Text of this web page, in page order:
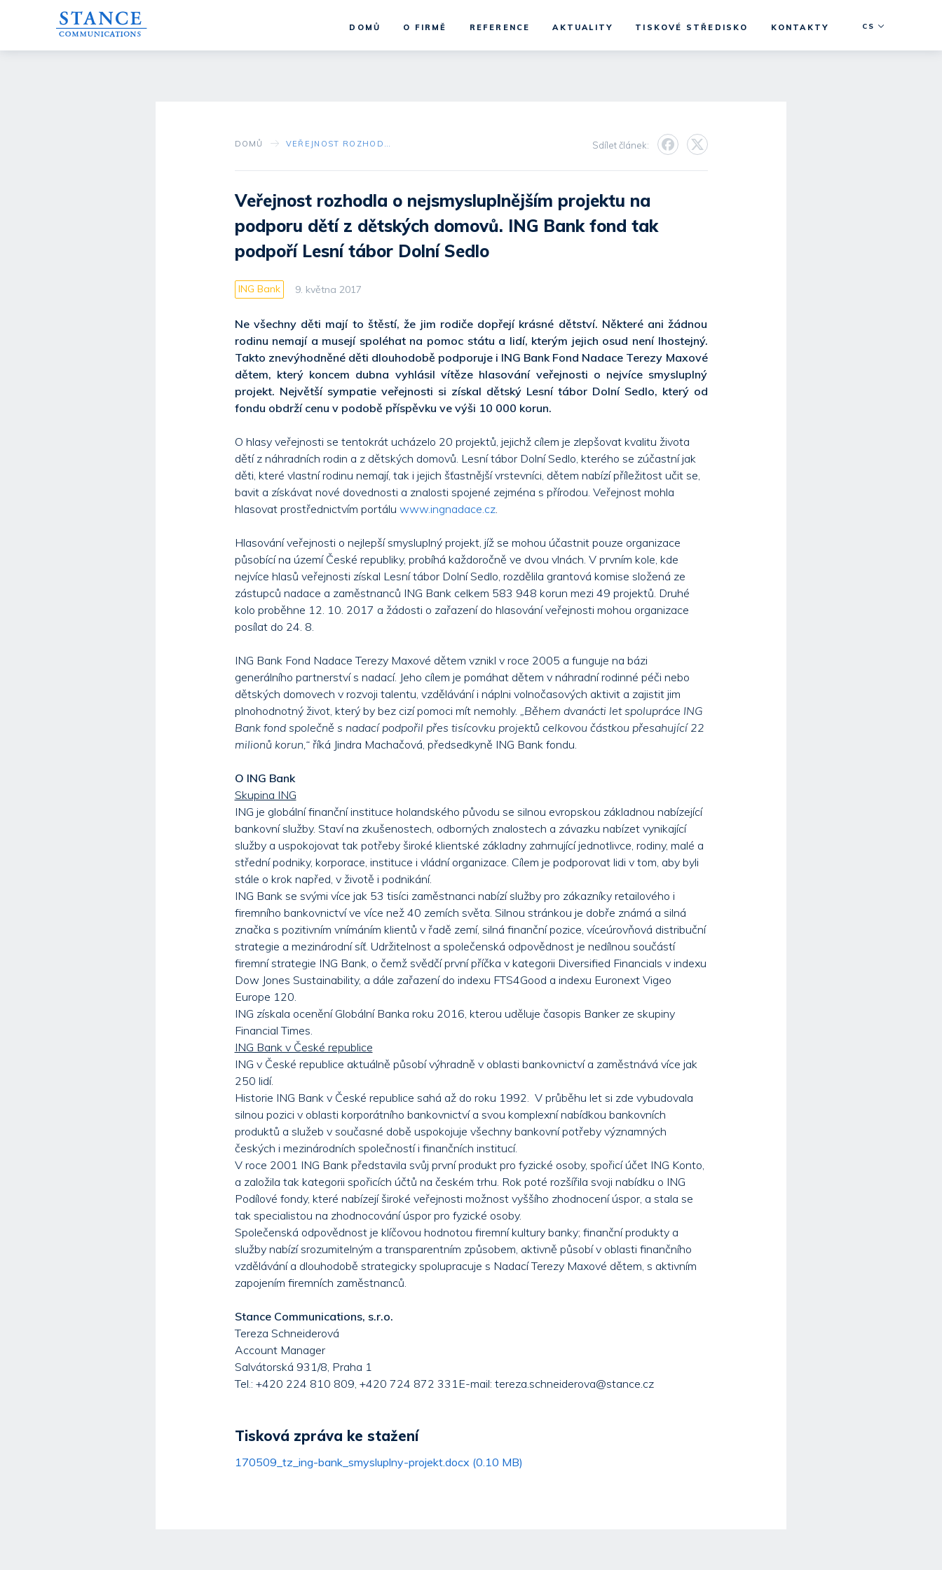
DOMŮ O FIRMĚ REFERENCE AKTUALITY TISKOVÉ STŘEDISKO KONTAKTY CS
DOMŮ VEŘEJNOST ROZHODLA O NEJSMYSLUPLNĚJŠÍM PROJEKTU NA PODPORU DĚTÍ Z DĚTSKÝCH DOMOVŮ. ING BANK FOND TAK PODPOŘÍ LESNÍ TÁBOR DOLNÍ SEDLO Sdílet článek:
Veřejnost rozhodla o nejsmysluplnějším projektu na
podporu dětí z dětských domovů. ING Bank fond tak
podpoří Lesní tábor Dolní Sedlo
ING Bank 9. května 2017
Ne všechny děti mají to štěstí, že jim rodiče dopřejí krásné dětství. Některé ani žádnou
rodinu nemají a musejí spoléhat na pomoc státu a lidí, kterým jejich osud není lhostejný.
Takto znevýhodněné děti dlouhodobě podporuje i ING Bank Fond Nadace Terezy Maxové
dětem, který koncem dubna vyhlásil vítěze hlasování veřejnosti o nejvíce smysluplný
projekt. Největší sympatie veřejnosti si získal dětský Lesní tábor Dolní Sedlo, který od
fondu obdrží cenu v podobě příspěvku ve výši 10 000 korun.
O hlasy veřejnosti se tentokrát ucházelo 20 projektů, jejichž cílem je zlepšovat kvalitu života
dětí z náhradních rodin a z dětských domovů. Lesní tábor Dolní Sedlo, kterého se zúčastní jak
děti, které vlastní rodinu nemají, tak i jejich šťastnější vrstevníci, dětem nabízí příležitost učit se,
bavit a získávat nové dovednosti a znalosti spojené zejména s přírodou. Veřejnost mohla
hlasovat prostřednictvím portálu www.ingnadace.cz.
Hlasování veřejnosti o nejlepší smysluplný projekt, jíž se mohou účastnit pouze organizace
působící na území České republiky, probíhá každoročně ve dvou vlnách. V prvním kole, kde
nejvíce hlasů veřejnosti získal Lesní tábor Dolní Sedlo, rozdělila grantová komise složená ze
zástupců nadace a zaměstnanců ING Bank celkem 583 948 korun mezi 49 projektů. Druhé
kolo proběhne 12. 10. 2017 a žádosti o zařazení do hlasování veřejnosti mohou organizace
posílat do 24. 8.
ING Bank Fond Nadace Terezy Maxové dětem vznikl v roce 2005 a funguje na bázi
generálního partnerství s nadací. Jeho cílem je pomáhat dětem v náhradní rodinné péči nebo
dětských domovech v rozvoji talentu, vzdělávání i náplni volnočasových aktivit a zajistit jim
plnohodnotný život, který by bez cizí pomoci mít nemohly. „Během dvanácti let spolupráce ING
Bank fond společně s nadací podpořil přes tisícovku projektů celkovou částkou přesahující 22
milionů korun,“říká Jindra Machačová, předsedkyně ING Bank fondu.
O ING Bank
Skupina ING
ING je globální finanční instituce holandského původu se silnou evropskou základnou nabízející
bankovní služby. Staví na zkušenostech, odborných znalostech a závazku nabízet vynikající
služby a uspokojovat tak potřeby široké klientské základny zahrnující jednotlivce, rodiny, malé a
střední podniky, korporace, instituce i vládní organizace. Cílem je podporovat lidi v tom, aby byli
stále o krok napřed, v životě i podnikání.
ING Bank se svými více jak 53 tisíci zaměstnanci nabízí služby pro zákazníky retailového i
firemního bankovnictví ve více než 40 zemích světa. Silnou stránkou je dobře známá a silná
značka s pozitivním vnímáním klientů v řadě zemí, silná finanční pozice, víceúrovňová distribuční
strategie a mezinárodní síť. Udržitelnost a společenská odpovědnost je nedílnou součástí
firemní strategie ING Bank, o čemž svědčí první příčka v kategorii Diversified Financials v indexu
Dow Jones Sustainability, a dále zařazení do indexu FTS4Good a indexu Euronext Vigeo
Europe 120.
ING získala ocenění Globální Banka roku 2016, kterou uděluje časopis Banker ze skupiny
Financial Times.
ING Bank v České republice
ING v České republice aktuálně působí výhradně v oblasti bankovnictví a zaměstnává více jak
250 lidí.
Historie ING Bank v České republice sahá až do roku 1992. V průběhu let si zde vybudovala
silnou pozici v oblasti korporátního bankovnictví a svou komplexní nabídkou bankovních
produktů a služeb v současné době uspokojuje všechny bankovní potřeby významných
českých i mezinárodních společností i finančních institucí.
V roce 2001 ING Bank představila svůj první produkt pro fyzické osoby, spořicí účet ING Konto,
a založila tak kategorii spořicích účtů na českém trhu. Rok poté rozšířila svoji nabídku o ING
Podílové fondy, které nabízejí široké veřejnosti možnost vyššího zhodnocení úspor, a stala se
tak specialistou na zhodnocování úspor pro fyzické osoby.
Společenská odpovědnost je klíčovou hodnotou firemní kultury banky; finanční produkty a
služby nabízí srozumitelným a transparentním způsobem, aktivně působí v oblasti finančního
vzdělávání a dlouhodobě strategicky spolupracuje s Nadací Terezy Maxové dětem, s aktivním
zapojením firemních zaměstnanců.
Stance Communications, s.r.o.
Tereza Schneiderová
Account Manager
Salvátorská 931/8, Praha 1
Tel.: +420 224 810 809, +420 724 872 331E-mail: tereza.schneiderova@stance.cz
Tisková zpráva ke stažení
170509_tz_ing-bank_smysluplny-projekt.docx (0.10 MB)